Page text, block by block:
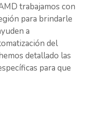
trabajamos con
para brindarle
a
del
detallado las
para que